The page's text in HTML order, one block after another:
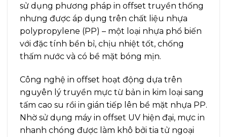
sử dụng phương pháp in offset truyền thống
nhưng được áp dụng trên chất liệu nhựa
polypropylene (PP) – một loại nhựa phổ biến
với đặc tính bền bỉ, chịu nhiệt tốt, chống
thấm nước và có bề mặt bóng mịn.
Công nghệ in offset hoạt động dựa trên
nguyên lý truyền mực từ bản in kim loại sang
tấm cao su rồi in gián tiếp lên bề mặt nhựa PP.
Nhờ sử dụng máy in offset UV hiện đại, mực in
nhanh chóng được làm khô bởi tia tử ngoại